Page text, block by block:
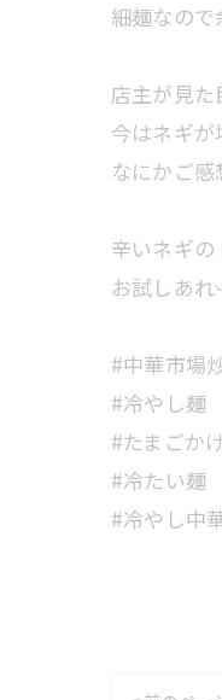
細麺なので
店主が見
今はネギが
なにかご
辛いネギ
お試しあれ
#中華市場
#冷やし麺
#たまごか
#冷たい麺
#冷やし中